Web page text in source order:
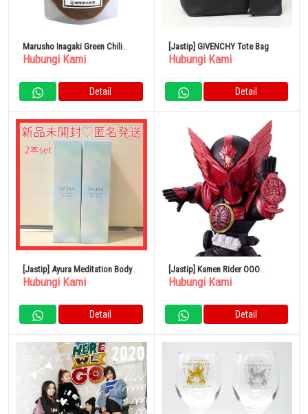
Marusho Inagaki Green Chili
Pepper Miso SP 130g
Hubungi Kami
Detail
[Jastip] GIVENCHY Tote Bag
Hubungi Kami
Detail
[Jastip] Ayura Meditation Body
Milk
Hubungi Kami
Detail
[Jastip] Kamen Rider OOO
Tajadol Combo CONVERGE
Hubungi Kami
Detail